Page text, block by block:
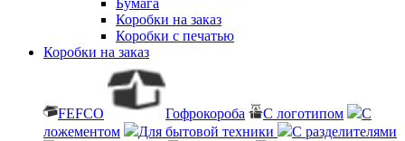
Бумага
Коробки на заказ
Коробки с печатью
Коробки на заказ
FEFCO Гофрокороба С логотипом
С
ложементом
Для бытовой техники
С разделителями